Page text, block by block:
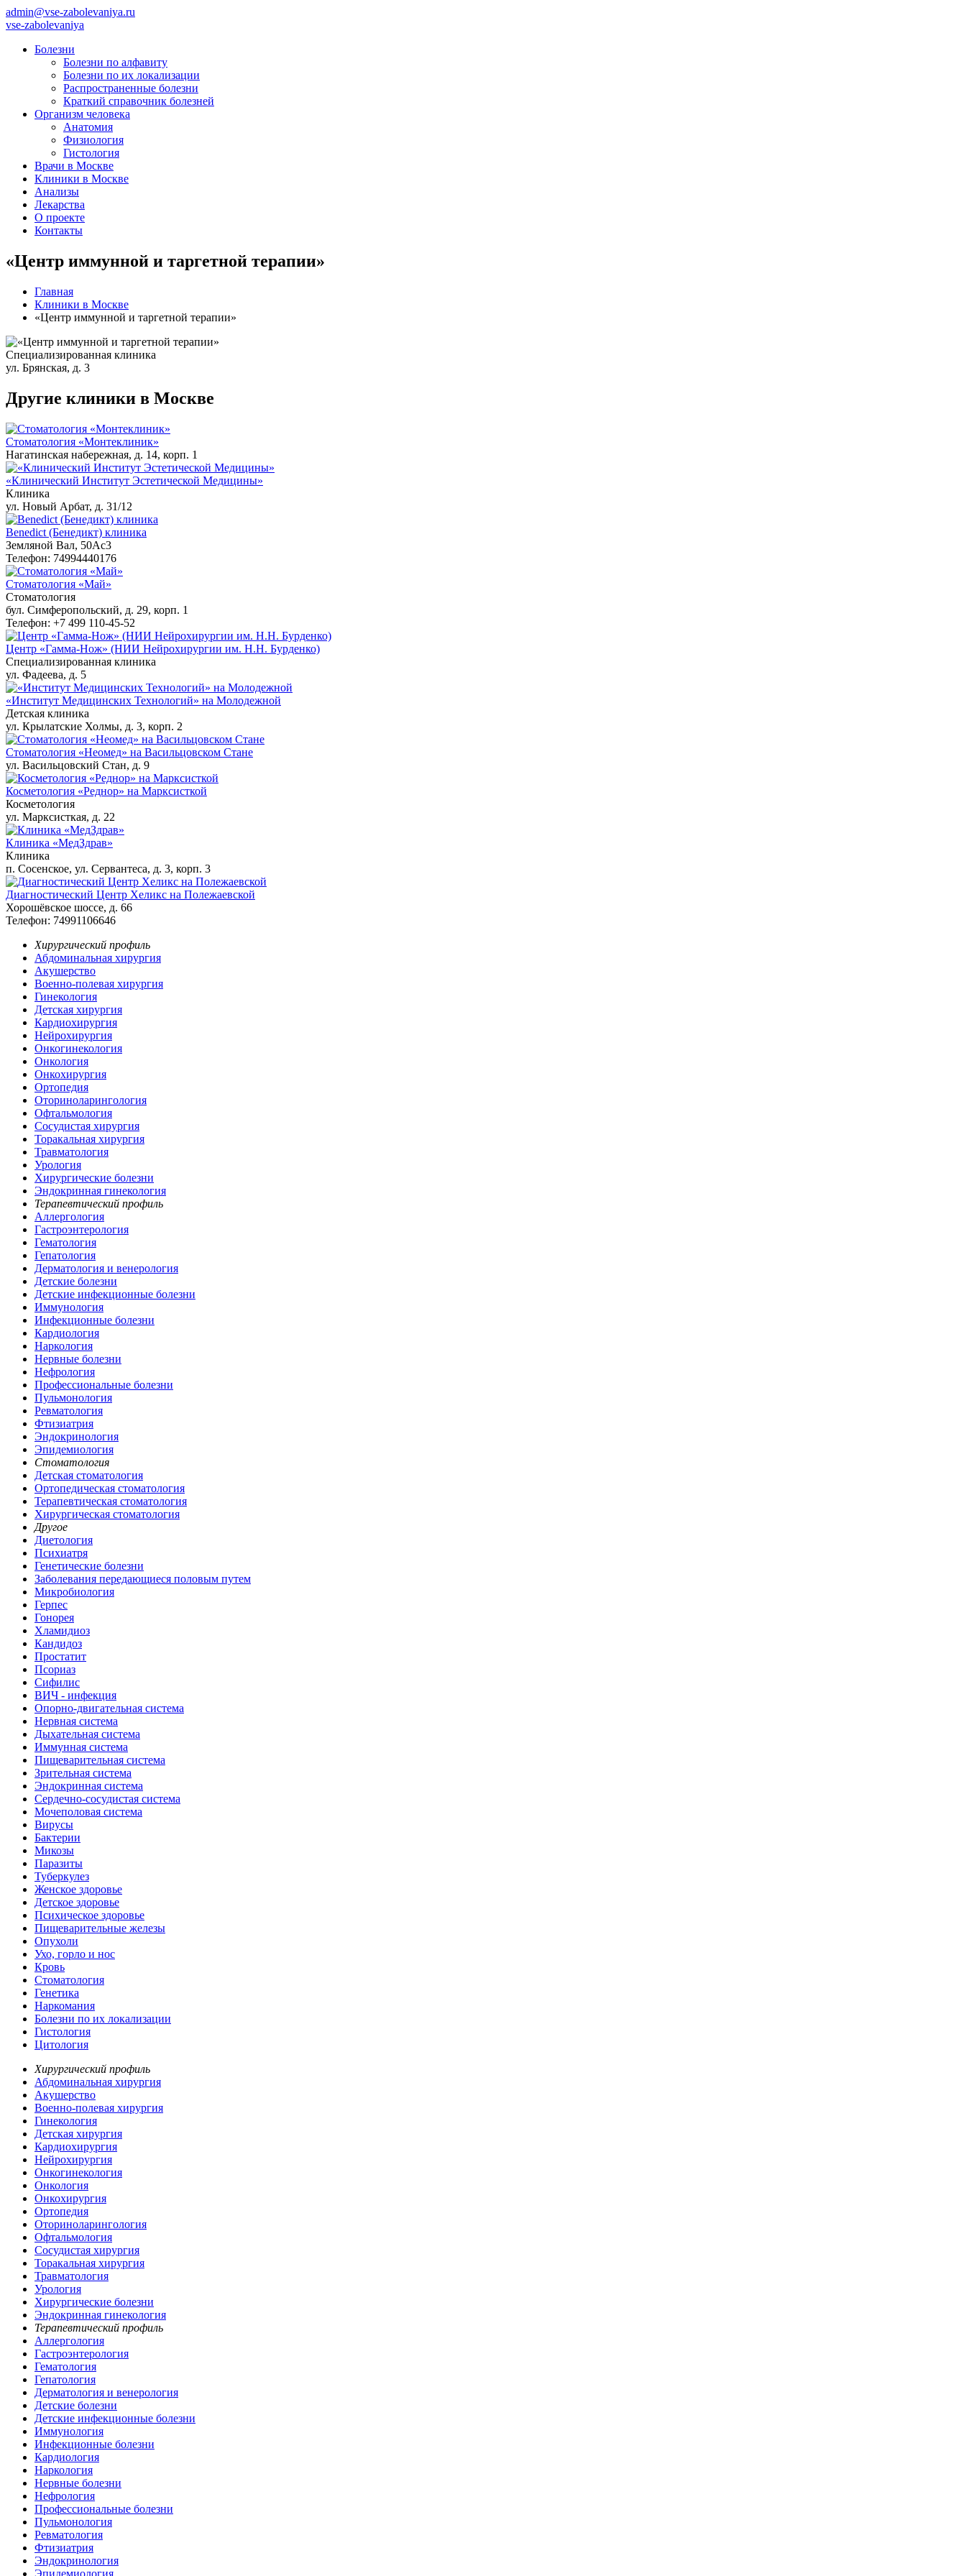
admin@vse-zabolevaniya.ru
vse-zabolevaniya
Болезни
Болезни по алфавиту
Болезни по их локализации
Распространенные болезни
Краткий справочник болезней
Организм человека
Анатомия
Физиология
Гистология
Врачи в Москве
Клиники в Москве
Анализы
Лекарства
О проекте
Контакты
«Центр иммунной и таргетной терапии»
Главная
Клиники в Москве
«Центр иммунной и таргетной терапии»
Специализированная клиника
ул. Брянская, д. 3
Другие клиники в Москве
Стоматология «Монтеклиник»
Нагатинская набережная, д. 14, корп. 1
«Клинический Институт Эстетической Медицины»
Клиника
ул. Новый Арбат, д. 31/12
Benedict (Бенедикт) клиника
Земляной Вал, 50Ас3
Телефон: 74994440176
Стоматология «Май»
Стоматология
бул. Симферопольский, д. 29, корп. 1
Телефон: +7 499 110-45-52
Центр «Гамма-Нож» (НИИ Нейрохирургии им. Н.Н. Бурденко)
Специализированная клиника
ул. Фадеева, д. 5
«Институт Медицинских Технологий» на Молодежной
Детская клиника
ул. Крылатские Холмы, д. 3, корп. 2
Стоматология «Неомед» на Васильцовском Стане
ул. Васильцовский Стан, д. 9
Косметология «Реднор» на Марксисткой
Косметология
ул. Марксисткая, д. 22
Клиника «МедЗдрав»
Клиника
​п. Сосенское, ул. Сервантеса, д. 3, корп. 3
Диагностический Центр Хеликс на Полежаевской
Хорошёвское шоссе, д. 66
Телефон: 74991106646
Хирургический профиль
Абдоминальная хирургия
Акушерство
Военно-полевая хирургия
Гинекология
Детская хирургия
Кардиохирургия
Нейрохирургия
Онкогинекология
Онкология
Онкохирургия
Ортопедия
Оториноларингология
Офтальмология
Сосудистая хирургия
Торакальная хирургия
Травматология
Урология
Хирургические болезни
Эндокринная гинекология
Терапевтический профиль
Аллергология
Гастроэнтерология
Гематология
Гепатология
Дерматология и венерология
Детские болезни
Детские инфекционные болезни
Иммунология
Инфекционные болезни
Кардиология
Наркология
Нервные болезни
Нефрология
Профессиональные болезни
Пульмонология
Ревматология
Фтизиатрия
Эндокринология
Эпидемиология
Стоматология
Детская стоматология
Ортопедическая стоматология
Терапевтическая стоматология
Хирургическая стоматология
Другое
Диетология
Психиатря
Генетические болезни
Заболевания передающиеся половым путем
Микробиология
Герпес
Гонорея
Хламидиоз
Кандидоз
Простатит
Псориаз
Сифилис
ВИЧ - инфекция
Опорно-двигательная система
Нервная система
Дыхательная система
Иммунная система
Пищеварительная система
Зрительная система
Эндокринная система
Сердечно-сосудистая система
Мочеполовая система
Вирусы
Бактерии
Микозы
Паразиты
Туберкулез
Женское здоровье
Детское здоровье
Психическое здоровье
Пищеварительные железы
Опухоли
Ухо, горло и нос
Кровь
Стоматология
Генетика
Наркомания
Болезни по их локализации
Гистология
Цитология
Хирургический профиль
Абдоминальная хирургия
Акушерство
Военно-полевая хирургия
Гинекология
Детская хирургия
Кардиохирургия
Нейрохирургия
Онкогинекология
Онкология
Онкохирургия
Ортопедия
Оториноларингология
Офтальмология
Сосудистая хирургия
Торакальная хирургия
Травматология
Урология
Хирургические болезни
Эндокринная гинекология
Терапевтический профиль
Аллергология
Гастроэнтерология
Гематология
Гепатология
Дерматология и венерология
Детские болезни
Детские инфекционные болезни
Иммунология
Инфекционные болезни
Кардиология
Наркология
Нервные болезни
Нефрология
Профессиональные болезни
Пульмонология
Ревматология
Фтизиатрия
Эндокринология
Эпидемиология